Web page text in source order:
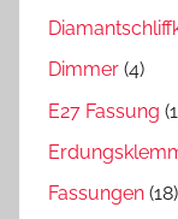
Dimmer (4)
E27 Fassung
Fassungen (18)